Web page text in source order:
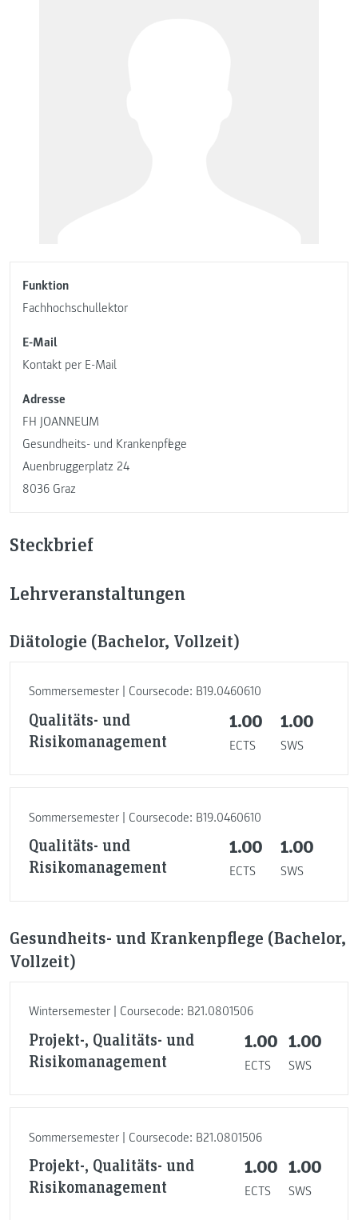
Funktion
Fachhochschullektor
E-Mail
Kontakt per E-Mail
Adresse
FH JOANNEUM
Gesundheits- und Krankenpflege
Auenbruggerplatz 24
8036 Graz
Steckbrief
Lehrveranstaltungen
Diätologie (Bachelor, Vollzeit)
Sommersemester | Coursecode: B19.0460610
Qualitäts- und
Risikomanagement
1.00
ECTS
1.00
SWS
Sommersemester | Coursecode: B19.0460610
Qualitäts- und
Risikomanagement
1.00
ECTS
1.00
SWS
Gesundheits- und Krankenpflege (Bachelor,
Vollzeit)
Wintersemester | Coursecode: B21.0801506
Projekt-, Qualitäts- und
Risikomanagement
1.00
ECTS
1.00
SWS
Sommersemester | Coursecode: B21.0801506
Projekt-, Qualitäts- und
Risikomanagement
1.00
ECTS
1.00
SWS